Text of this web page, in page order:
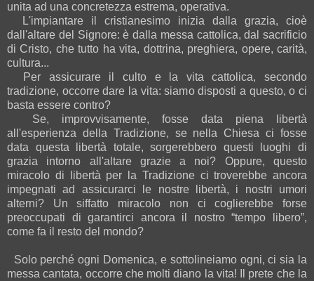
unita ad una concretezza estrema, operativa.
L'impiantare il cristianesimo inizia dalla grazia, cioè
dall'altare del Signore: è dalla messa cattolica, dal sacrificio
di Cristo, che tutto ha vita, dottrina, preghiera, opere, carità,
cultura...
Per assicurare il culto e la vita cattolica, secondo
tradizione, occorre dare la vita: siamo disposti a questo, o ci
basta essere contro?
Se, improvvisamente, fosse data piena libertà
all'esperienza della Tradizione, se nella Chiesa ci fosse
data questa libertà totale, sorgerebbero questi luoghi di
grazia intorno all'altare grazie a noi? Oppure, questo
miracolo di libertà per la Tradizione ci troverebbe ancora
impegnati ad assicurarci le nostre libertà, i nostri umori
alterni? Un siffatto miracolo non ci coglierebbe forse
preoccupati di garantirci ancora il nostro “tempo libero”,
come fa il resto del mondo?
Solo perché ogni Domenica, e sottolineiamo ogni, ci sia la
messa cantata, occorre che molti diano la vita! Il prete che la